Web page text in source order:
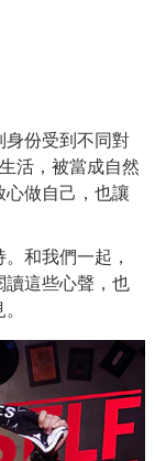
身份受到不同對
活，被當成自然
做自己，也讓
和我們一起，
讀這些心聲，也